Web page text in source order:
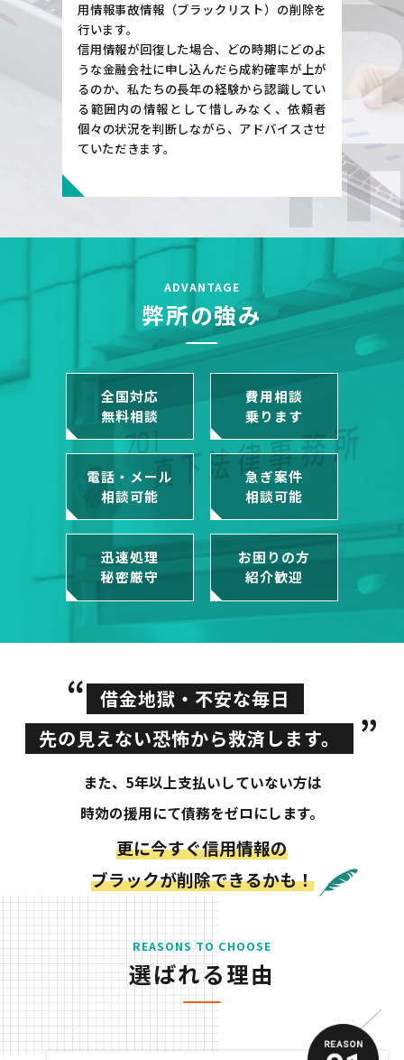
用情報事故情報（ブラックリスト）の削除を
行います。
信用情報が回復した場合、どの時期にどのよ
うな金融会社に申し込んだら成約確率が上が
るのか、私たちの長年の経験から認識してい
る範囲内の情報として惜しみなく、依頼者
個々の状況を判断しながら、アドバイスさせ
ていただきます。
ADVANTAGE
弊所の強み
全国対応
無料相談
費用相談
乗ります
電話・メール
相談可能
急ぎ案件
相談可能
迅速処理
秘密厳守
お困りの方
紹介歓迎
“ 借金地獄・不安な毎日
先の見えない恐怖から救済します。
”
また、5年以上支払いしていない方は
時効の援用にて債務をゼロにします。
更に今すぐ信用情報の
ブラックが削除できるかも！
REASONS TO CHOOSE
選ばれる理由